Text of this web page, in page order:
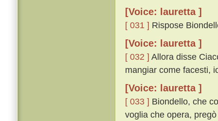
[Voice: lauretta ]
[ 031 ] Rispose
[Voice: lauretta ]
[ 032 ] Allora disse
mangiar come facesti,
[Voice: lauretta ]
[ 033 ] Biondello, che
voglia che opera,